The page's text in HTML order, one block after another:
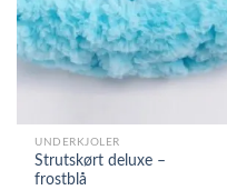
UNDERKJOLER
Strutskørt deluxe –
frostblå